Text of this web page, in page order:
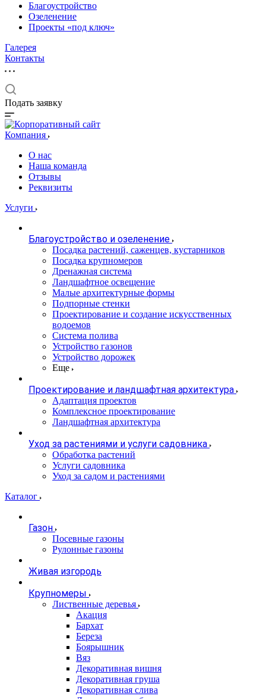
Благоустройство
Озеленение
Проекты «под ключ»
Галерея
Контакты
Подать заявку
Компания
О нас
Наша команда
Отзывы
Реквизиты
Услуги
Благоустройство и озеленение
Посадка растений, саженцев, кустарников
Посадка крупномеров
Дренажная система
Ландшафтное освещение
Малые архитектурные формы
Подпорные стенки
Проектирование и создание искусственных
водоемов
Система полива
Устройство газонов
Устройство дорожек
Еще
Проектирование и ландшафтная архитектура
Адаптация проектов
Комплексное проектирование
Ландшафтная архитектура
Уход за растениями и услуги садовника
Обработка растений
Услуги садовника
Уход за садом и растениями
Каталог
Газон
Посевные газоны
Рулонные газоны
Живая изгородь
Крупномеры
Лиственные деревья
Акация
Бархат
Береза
Боярышник
Вяз
Декоративная вишня
Декоративная груша
Декоративная слива